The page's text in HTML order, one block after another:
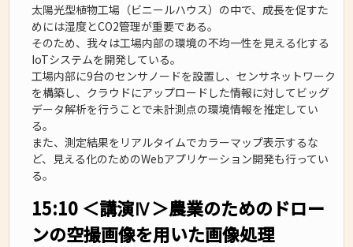
太陽光型植物工場（ビニールハウス）の中で、成長を促すた
めには湿度とCO2管理が重要である。
そのため、我々は工場内部の環境の不均一性を見える化する
IoTシステムを開発している。
工場内部に9台のセンサノードを設置し、センサネットワーク
を構築し、クラウドにアップロードした情報に対してビッグ
データ解析を行うことで未計測点の環境情報を推定してい
る。
また、測定結果をリアルタイムでカラーマップ表示するな
ど、見える化のためのWebアプリケーション開発も行ってい
る。
15:10 ＜講演Ⅳ＞農業のためのドロー
ンの空撮画像を用いた画像処理